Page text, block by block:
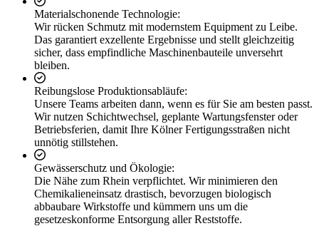
Materialschonende Technologie:
Wir rücken Schmutz mit modernstem Equipment zu Leibe.
Das garantiert exzellente Ergebnisse und stellt gleichzeitig
sicher, dass empfindliche Maschinenbauteile unversehrt
bleiben.
Reibungslose Produktionsabläufe:
Unsere Teams arbeiten dann, wenn es für Sie am besten passt.
Wir nutzen Schichtwechsel, geplante Wartungsfenster oder
Betriebsferien, damit Ihre Kölner Fertigungsstraßen nicht
unnötig stillstehen.
Gewässerschutz und Ökologie:
Die Nähe zum Rhein verpflichtet. Wir minimieren den
Chemikalieneinsatz drastisch, bevorzugen biologisch
abbaubare Wirkstoffe und kümmern uns um die
gesetzeskonforme Entsorgung aller Reststoffe.